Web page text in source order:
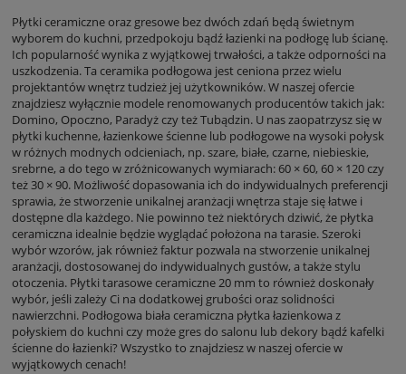
Płytki ceramiczne oraz gresowe bez dwóch zdań będą świetnym
wyborem do kuchni, przedpokoju bądź łazienki na podłogę lub ścianę.
Ich popularność wynika z wyjątkowej trwałości, a także odporności na
uszkodzenia. Ta ceramika podłogowa jest ceniona przez wielu
projektantów wnętrz tudzież jej użytkowników. W naszej ofercie
znajdziesz wyłącznie modele renomowanych producentów takich jak:
Domino, Opoczno, Paradyż czy też Tubądzin. U nas zaopatrzysz się w
płytki kuchenne, łazienkowe ścienne lub podłogowe na wysoki połysk
w różnych modnych odcieniach, np. szare, białe, czarne, niebieskie,
srebrne, a do tego w zróżnicowanych wymiarach: 60 × 60, 60 × 120 czy
też 30 × 90. Możliwość dopasowania ich do indywidualnych preferencji
sprawia, że stworzenie unikalnej aranżacji wnętrza staje się łatwe i
dostępne dla każdego. Nie powinno też niektórych dziwić, że płytka
ceramiczna idealnie będzie wyglądać położona na tarasie. Szeroki
wybór wzorów, jak również faktur pozwala na stworzenie unikalnej
aranżacji, dostosowanej do indywidualnych gustów, a także stylu
otoczenia. Płytki tarasowe ceramiczne 20 mm to również doskonały
wybór, jeśli zależy Ci na dodatkowej grubości oraz solidności
nawierzchni. Podłogowa biała ceramiczna płytka łazienkowa z
połyskiem do kuchni czy może gres do salonu lub dekory bądź kafelki
ścienne do łazienki? Wszystko to znajdziesz w naszej ofercie w
wyjątkowych cenach!